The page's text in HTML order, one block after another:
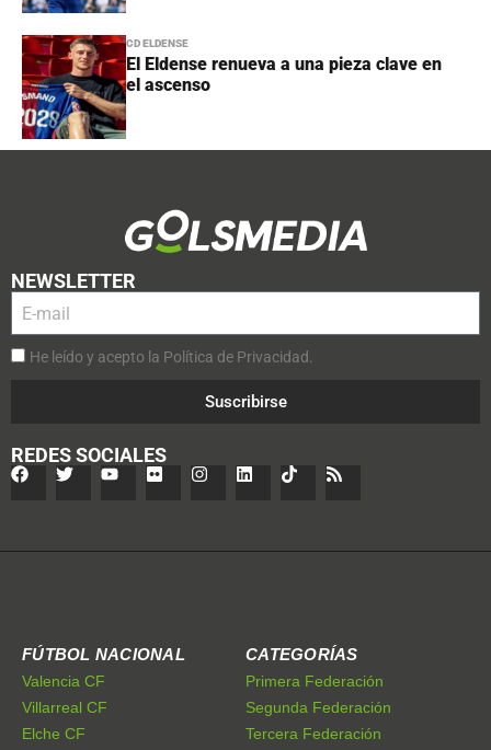
CD ELDENSE
El Eldense renueva a una pieza clave en
el ascenso
NEWSLETTER
He leído y acepto la Política de Privacidad.
Suscribirse
REDES SOCIALES
FÚTBOL NACIONAL
Valencia CF
Villarreal CF
Elche CF
CATEGORÍAS
Primera Federación
Segunda Federación
Tercera Federación